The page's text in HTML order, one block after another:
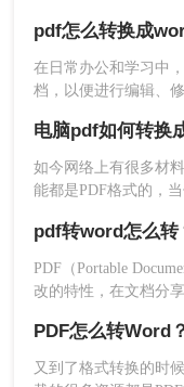
4、转换成功，打
格式混乱。为了解决
介绍三种实用的方法
不变。
pdf怎么转换成
在日常办公和学习中
档，以便进行编辑、
实现文件格式转换。
如今网络上有很多材
能都是PDF格式的，
pdf转换成word格式，
日小编为大家解答这
pdf转word怎么转
PDF（Portable
改的特性，在文档分
式，以便进行编辑或
下是一些常用的PDF
PDF怎么转Word
又到了格式转换的时